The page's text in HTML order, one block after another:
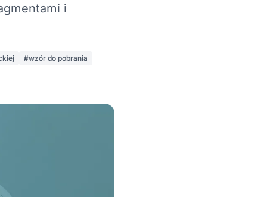
i
#wzór do pobrania